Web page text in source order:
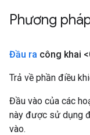
Phương
Đầu ra công khai
Trả về phần điều
Đầu vào của các
này được sử dụng
vào.